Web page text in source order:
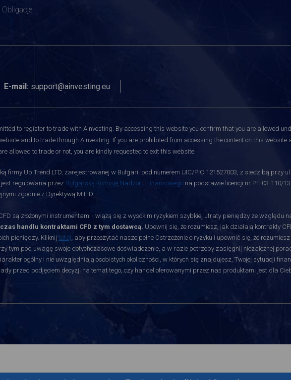
Obligacje
E-mail: support@ainvesting.eu
to register to trade with Ainvesting. By accessing this website you confirm that you are allowed
and to trade through Ainvesting. If you are prohibited from accessing the content on this
allowed to trade or not, you are kindly requested to exit this website.
firmy Up Trend LTD, zarejestrowanej w Bułgarii pod numerem UIC/PIC 121527003, z siedzibą przy
regulowana przez Bułgarską Komisję Nadzoru Finansowego na podstawie licencji nr РГ-03-110/
zgodnie z Dyrektywą MiFID.
CFD są złożonymi instrumentami i wiążą się z wysokim ryzykiem szybkiej utraty pieniędzy ze względu
handlu kontraktami CFD z tym dostawcą. Upewnij się, że rozumiesz, jak działają kontrakty
pieniędzy. Kliknij tutaj, aby przeczytać nasze pełne Ostrzeżenie o ryzyku i upewnić się, że
tym pod uwagę swoje dotychczasowe doświadczenie, a w razie potrzeby zasięgnij niezależnej
ogólny i nie uwzględniają osobistych okoliczności, w których się znajdujesz, Twojej sytuacji
przed podjęciem decyzji na temat tego, czy handel oferowanymi przez nas produktami jest dla